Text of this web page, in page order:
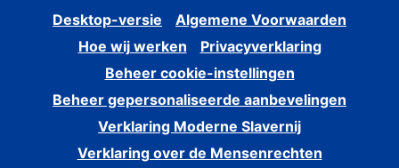
Desktop-versie
Algemene Voorwaarden
Hoe wij werken
Privacyverklaring
Beheer cookie-instellingen
Beheer gepersonaliseerde aanbevelingen
Verklaring Moderne Slavernij
Verklaring over de Mensenrechten